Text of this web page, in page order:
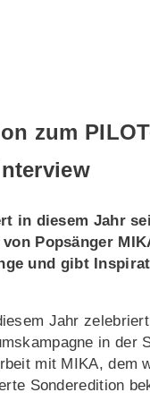
zum
in diesem Jahr
Popsänger
und gibt
Jahr
in der
mit MIKA, dem
Sonderedition